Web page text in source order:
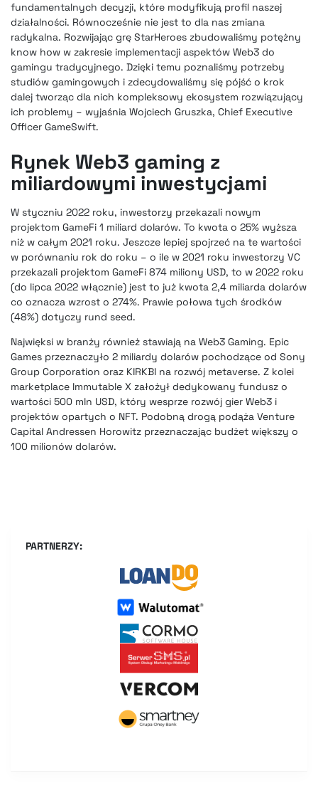
fundamentalnych decyzji, które modyfikują profil naszej
działalności. Równocześnie nie jest to dla nas zmiana
radykalna. Rozwijając grę StarHeroes zbudowaliśmy potężny
know how w zakresie implementacji aspektów Web3 do
gamingu tradycyjnego. Dzięki temu poznaliśmy potrzeby
studiów gamingowych i zdecydowaliśmy się pójść o krok
dalej tworząc dla nich kompleksowy ekosystem rozwiązujący
ich problemy – wyjaśnia Wojciech Gruszka, Chief Executive
Officer GameSwift.
Rynek Web3 gaming z
miliardowymi inwestycjami
W styczniu 2022 roku, inwestorzy przekazali nowym
projektom GameFi 1 miliard dolarów. To kwota o 25% wyższa
niż w całym 2021 roku. Jeszcze lepiej spojrzeć na te wartości
w porównaniu rok do roku – o ile w 2021 roku inwestorzy VC
przekazali projektom GameFi 874 miliony USD, to w 2022 roku
(do lipca 2022 włącznie) jest to już kwota 2,4 miliarda dolarów
co oznacza wzrost o 274%. Prawie połowa tych środków
(48%) dotyczy rund seed.
Najwięksi w branży również stawiają na Web3 Gaming. Epic
Games przeznaczyło 2 miliardy dolarów pochodzące od Sony
Group Corporation oraz KIRKBI na rozwój metaverse. Z kolei
marketplace Immutable X założył dedykowany fundusz o
wartości 500 mln USD, który wesprze rozwój gier Web3 i
projektów opartych o NFT. Podobną drogą podąża Venture
Capital Andressen Horowitz przeznaczając budżet większy o
100 milionów dolarów.
PARTNERZY: